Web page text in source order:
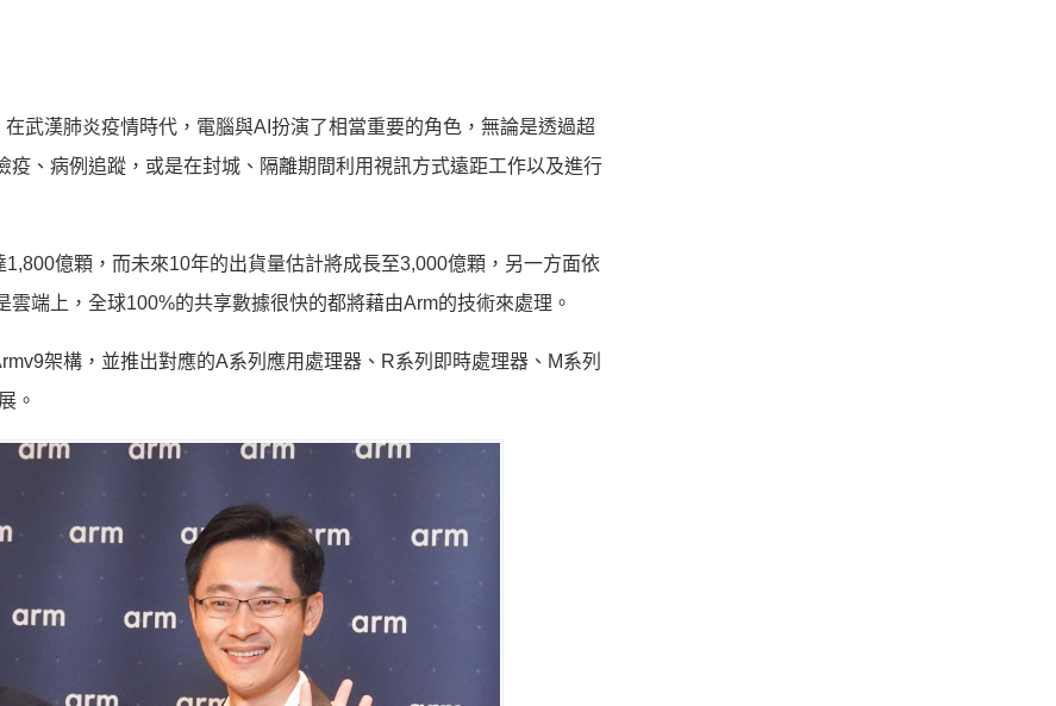
武漢肺炎疫情時代，電腦與AI扮演了相當重要的角色，無論是透過超
、病例追蹤，或是在封城、隔離期間利用視訊方式遠距工作以及進行
億顆，而未來10年的出貨量估計將成長至3,000億顆，另一方面依
端上，全球100%的共享數據很快的都將藉由Arm的技術來處理。
架構，並推出對應的A系列應用處理器、R系列即時處理器、M系列
。